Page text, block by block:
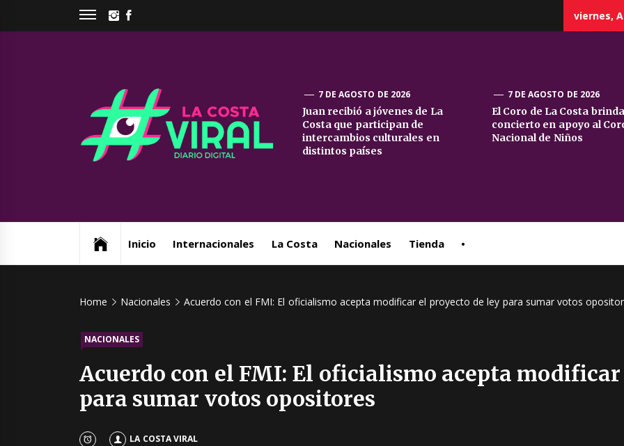
INSTAGRAM
viernes,
La
Costa
7 DE AGOSTO DE 2026
Juan recibió a jóvenes de La
Costa que participan de
intercambios culturales en
distintos países
7 DE AGOSTO DE 2026
El Coro de La Costa
concierto en apoyo al
Nacional de Niños
Inicio Internacionales La Costa Nacionales Tienda •
Home Nacionales Acuerdo con el FMI: El oficialismo acepta modificar el proyecto de ley para sumar votos
NACIONALES
Acuerdo con el FMI: El oficialismo acepta
para sumar votos opositores
LA COSTA VIRAL